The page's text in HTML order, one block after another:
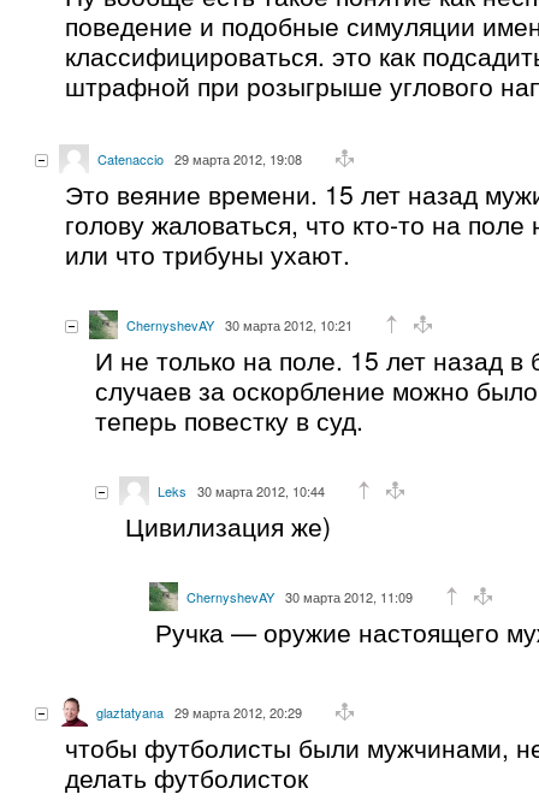
поведение и подобные симуляции
классифицироваться. это как
штрафной при розыгрыше углового
Catenaccio 29 марта 2012, 19:08
Это веяние времени. 15 лет назад
голову жаловаться, что кто-то на поле
или что трибуны ухают.
ChernyshevAY 30 марта 2012, 10:21
И не только на поле. 15 лет назад в
случаев за оскорбление можно
теперь повестку в суд.
Leks 30 марта 2012, 10:44
Цивилизация же)
ChernyshevAY 30 марта 2012, 11:09
Ручка — оружие настоящего
glaztatyana 29 марта 2012, 20:29
чтобы футболисты были мужчинами,
делать футболисток